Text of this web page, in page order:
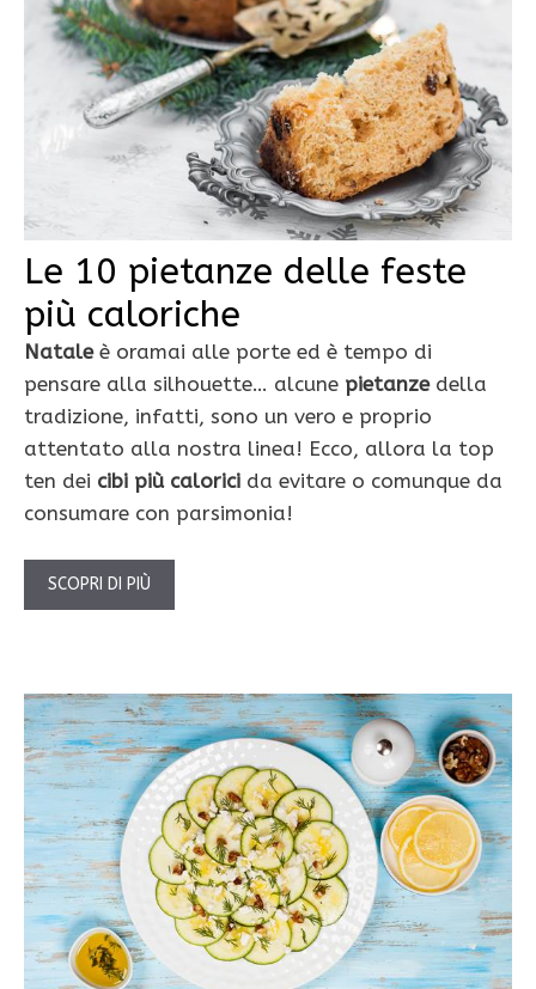
Le 10 pietanze delle feste
più caloriche
Nataleè oramai alle porte ed è tempo di
pensare alla silhouette… alcune pietanze della
tradizione, infatti, sono un vero e proprio
attentato alla nostra linea! Ecco, allora la top
ten dei cibi più calorici da evitare o comunque da
consumare con parsimonia!
SCOPRI DI PIÙ